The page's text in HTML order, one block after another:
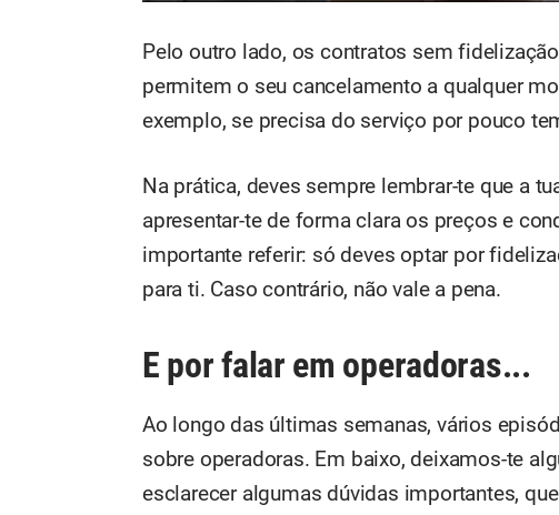
Pelo outro lado, os contratos sem
permitem o seu cancelamento a qualquer
exemplo, se precisa do serviço por pouco
Na prática, deves sempre lembrar-te que a
apresentar-te de forma clara os preços e
importante referir: só deves optar por
para ti. Caso contrário, não vale a pena.
E por falar em operadoras...
Ao longo das últimas semanas, vários
sobre operadoras. Em baixo, deixamos-te
esclarecer algumas dúvidas importantes,